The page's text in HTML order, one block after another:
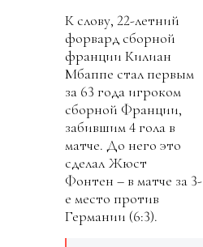
К слову, 22-летний
форвард сборной
франции Килиан
Мбаппе стал первым
за 63 года игроком
сборной Франции,
забившим 4 гола в
матче. До него это
сделал Жюст
Фонтен – в матче за 3-
е место против
Германии (6:3).